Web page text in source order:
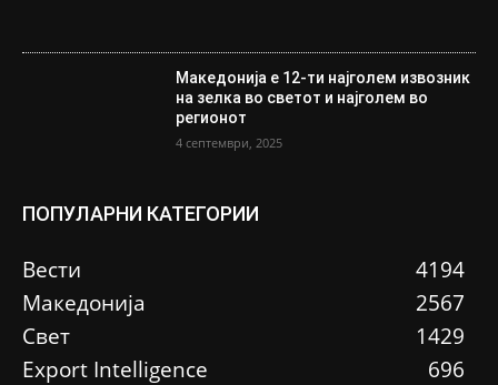
Македонија е 12-ти најголем извозник
на зелка во светот и најголем во
регионот
4 септември, 2025
ПОПУЛАРНИ КАТЕГОРИИ
Вести
4194
Македонија
2567
Свет
1429
Еxport Intelligence
696